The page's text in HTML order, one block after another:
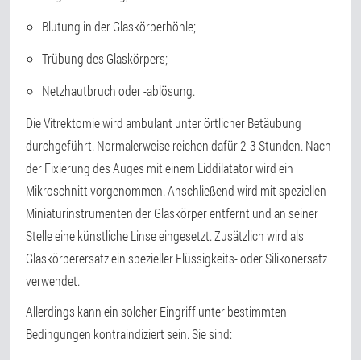
Blutung in der Glaskörperhöhle;
Trübung des Glaskörpers;
Netzhautbruch oder -ablösung.
Die Vitrektomie wird ambulant unter örtlicher Betäubung
durchgeführt. Normalerweise reichen dafür 2-3 Stunden. Nach
der Fixierung des Auges mit einem Liddilatator wird ein
Mikroschnitt vorgenommen. Anschließend wird mit speziellen
Miniaturinstrumenten der Glaskörper entfernt und an seiner
Stelle eine künstliche Linse eingesetzt. Zusätzlich wird als
Glaskörperersatz ein spezieller Flüssigkeits- oder Silikonersatz
verwendet.
Allerdings kann ein solcher Eingriff unter bestimmten
Bedingungen kontraindiziert sein. Sie sind: